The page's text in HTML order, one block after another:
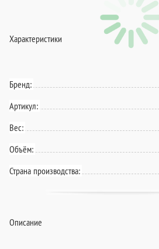
Характеристики
Бренд:
Артикул:
Вес:
Объём:
Страна производства:
Описание